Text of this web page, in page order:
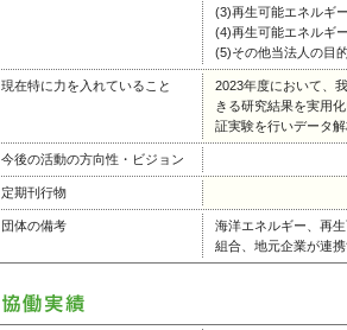
(3)再生可能エネルギ
(4)再生可能エネルギ
(5)その他当法人の目
現在特に力を入れていること
2023年度において、
きる研究結果を実用
証実験を行いデータ解
今後の活動の方向性・ビジョン
定期刊行物
団体の備考
海洋エネルギー、再
組合、地元企業が連携